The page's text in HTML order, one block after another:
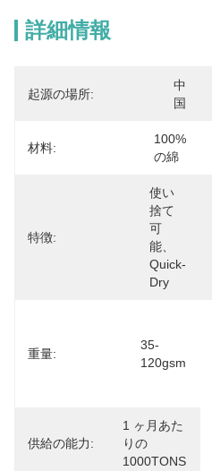
詳細情報
起源の場所:
中
国
材料:
100%
の綿
特徴:
使い
捨て
可
能、
Quick-
Dry
重量:
35-
120gsm
供給の能力:
1 ヶ月あた
りの
1000TONS